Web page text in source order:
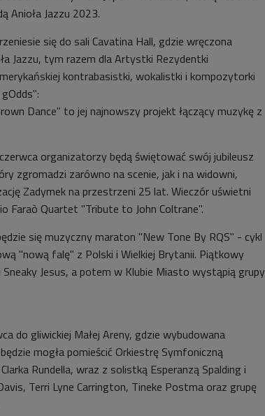
Anioła Jazzu 2023.
się do sali Cavatina Hall, gdzie wręczona
Jazzu, tym razem dla Artystki Rezydentki
kontrabasistki, wokalistki i kompozytorki
Dance" to jej najnowszy projekt łączący muzykę z
organizatorzy będą świętować swój jubileusz
zgromadzi zarówno na scenie, jak i na widowni,
Zadymek na przestrzeni 25 lat. Wieczór uświetni
Faraò Quartet "Tribute to John Coltrane".
się muzyczny maraton "New Tone By RQS" - cykl
"nową falę" z Polski i Wielkiej Brytanii. Piątkowy
Jesus, a potem w Klubie Miasto wystąpią grupy
do gliwickiej Małej Areny, gdzie wybudowana
mogła pomieścić Orkiestrę Symfoniczną
Rundella, wraz z solistką Esperanzą Spalding i
Terri Lyne Carrington, Tineke Postma oraz grupę